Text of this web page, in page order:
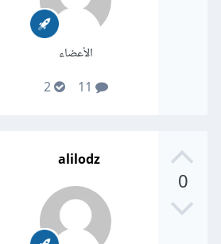
الأعضاء
2
0
alilodz